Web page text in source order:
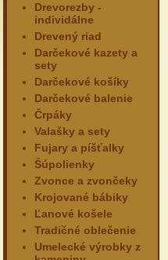
Drevorezby -
individálne
Drevený riad
Darčekové kazety a
sety
Darčekové košíky
Darčekové balenie
Črpáky
Valašky a sety
Fujary a píšťalky
Šúpolienky
Zvonce a zvončeky
Krojované bábiky
Ľanové košele
Tradičné oblečenie
Umelecké výrobky z